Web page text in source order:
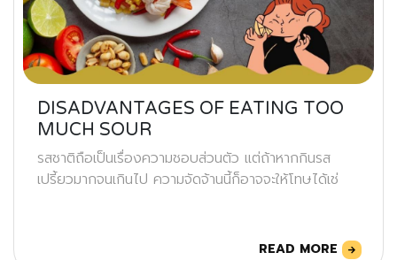
DISADVANTAGES OF EATING TOO
MUCH SOUR
รสชาติถือเป็นเรื่องความชอบส่วนตัว แต่ถ้าหากกินรส
เปรี้ยวมากจนเกินไป ความจัดจ้านนี้ก็อาจจะให้โทษได้เช่
READ MORE